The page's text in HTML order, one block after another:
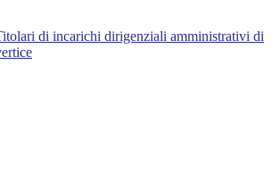
di incarichi dirigenziali amministrativi di